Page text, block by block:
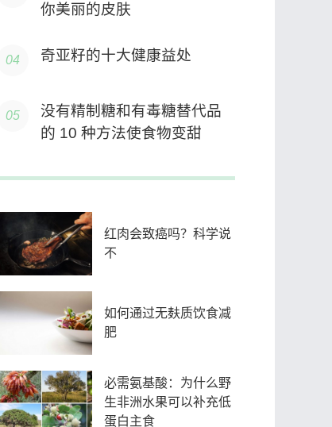
你美丽的皮肤
奇亚籽的十大健康益处
没有精制糖和有毒糖替代品
的 10 种方法使食物变甜
红肉会致癌吗？科学说
不
如何通过无麸质饮食减
肥
必需氨基酸：为什么野
生非洲水果可以补充低
蛋白主食